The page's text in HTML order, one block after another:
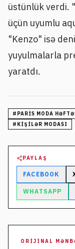
üstünlük verdi.
üçün uyumlu
"Kenzo" isə
yuyulmalarla
yaratdı.
# PARIS MODA
# KIŞILƏR MODASI
PAYLAŞ
FACEBOOK
WHATSAPP
ORIJINAL